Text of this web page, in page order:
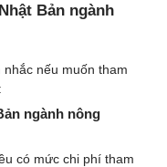
Bản ngành
nếu muốn tham
ngành nông
có mức chi phí tham